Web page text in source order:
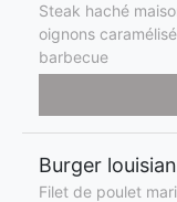
Steak haché
oignons
barbecue
Burger
Filet de poulet